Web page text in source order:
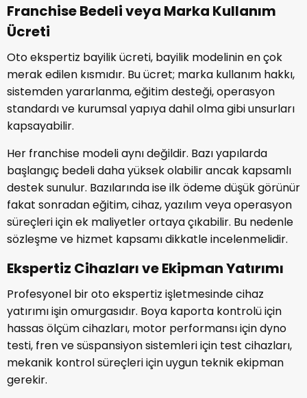
Franchise Bedeli veya Marka Kullanım
Ücreti
Oto ekspertiz bayilik ücreti, bayilik modelinin en çok
merak edilen kısmıdır. Bu ücret; marka kullanım hakkı,
sistemden yararlanma, eğitim desteği, operasyon
standardı ve kurumsal yapıya dahil olma gibi unsurları
kapsayabilir.
Her franchise modeli aynı değildir. Bazı yapılarda
başlangıç bedeli daha yüksek olabilir ancak kapsamlı
destek sunulur. Bazılarında ise ilk ödeme düşük görünür
fakat sonradan eğitim, cihaz, yazılım veya operasyon
süreçleri için ek maliyetler ortaya çıkabilir. Bu nedenle
sözleşme ve hizmet kapsamı dikkatle incelenmelidir.
Ekspertiz Cihazları ve Ekipman Yatırımı
Profesyonel bir oto ekspertiz işletmesinde cihaz
yatırımı işin omurgasıdır. Boya kaporta kontrolü için
hassas ölçüm cihazları, motor performansı için dyno
testi, fren ve süspansiyon sistemleri için test cihazları,
mekanik kontrol süreçleri için uygun teknik ekipman
gerekir.